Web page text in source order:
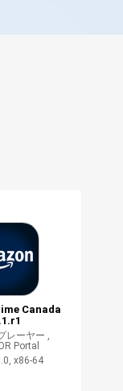
Canada
レーヤー ,
Portal
x86-64